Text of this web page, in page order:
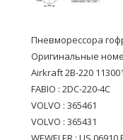
Пневморессора
Оригинальные
Airkraft 2B-220
FABIO : 2DC-220-4C
VOLVO : 365461
VOLVO : 365431